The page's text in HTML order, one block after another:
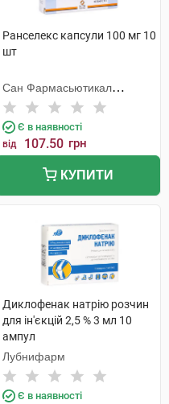
Ранселекс капсули 100 мг 10
шт
Сан Фармасьютикал
Індастріз
Є в наявності
від 107.50 грн
КУПИТИ
Диклофенак натрію розчин
для ін'єкцій 2,5 % 3 мл 10
ампул
Лубнифарм
Є в наявності